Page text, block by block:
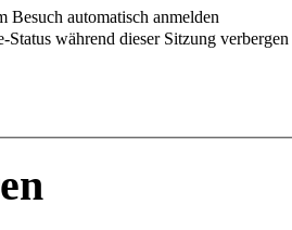
Besuch automatisch anmelden
Status während dieser Sitzung verbergen